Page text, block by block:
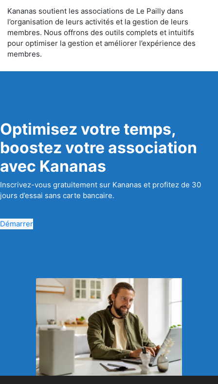
Kananas soutient les associations de Le Pailly dans
l’organisation de leurs activités et la gestion de leurs
membres. Nous offrons des outils complets et intuitifs
pour optimiser la gestion et améliorer l’expérience des
membres.
Optimisez votre temps,
boostez votre association
avec Kananas
Inscrivez-vous gratuitement sur Kananas et profitez de 30
jours d’essai sans carte bancaire.
Démarrer